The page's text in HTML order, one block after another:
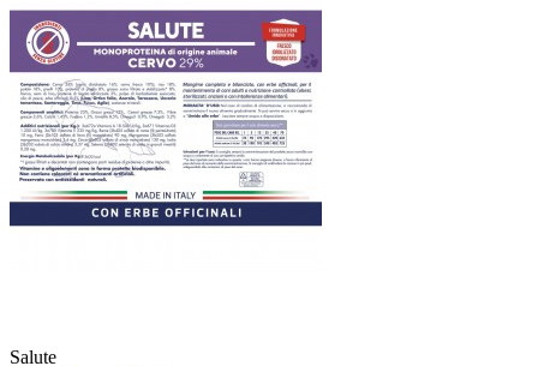
Salute